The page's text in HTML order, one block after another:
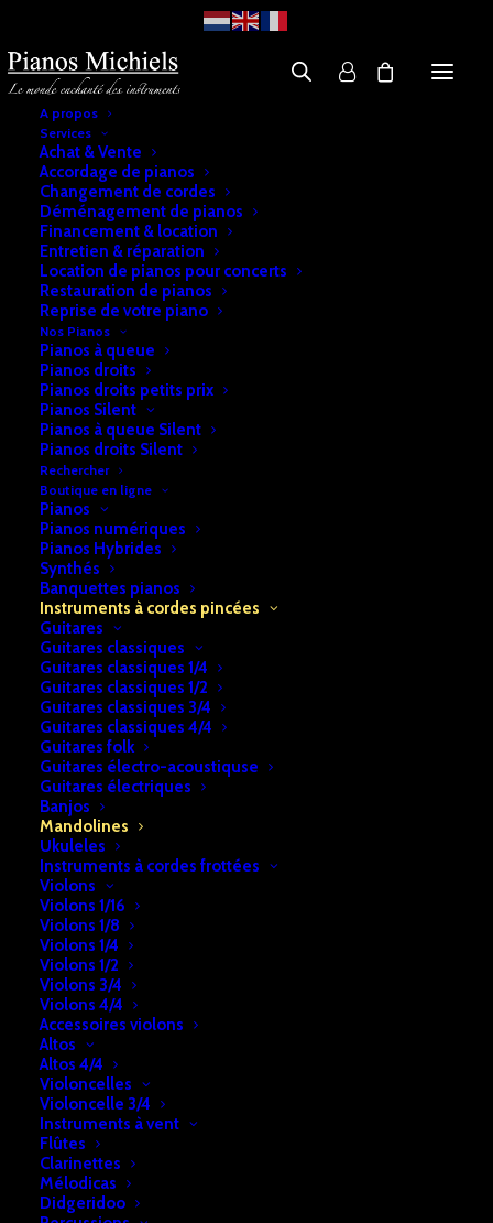
A propos
Services
Achat & Vente
Accordage de pianos
Changement de cordes
Déménagement de pianos
Financement & location
Entretien & réparation
Location de pianos pour concerts
Restauration de pianos
Reprise de votre piano
Nos Pianos
Pianos à queue
Pianos droits
Pianos droits petits prix
Pianos Silent
Pianos à queue Silent
Pianos droits Silent
Rechercher
Boutique en ligne
Pianos
Pianos numériques
Pianos Hybrides
Synthés
Banquettes pianos
Instruments à cordes pincées
Guitares
Guitares classiques
Guitares classiques 1/4
Guitares classiques 1/2
Guitares classiques 3/4
Guitares classiques 4/4
Guitares folk
Guitares électro-acoustiquse
Guitares électriques
Banjos
Mandolines
Ukuleles
Instruments à cordes frottées
Violons
Violons 1/16
Violons 1/8
Violons 1/4
Violons 1/2
Violons 3/4
Violons 4/4
Accessoires violons
Altos
Altos 4/4
Violoncelles
Violoncelle 3/4
Instruments à vent
Flûtes
Clarinettes
Mélodicas
Didgeridoo
Accueil Instruments à cordes pincées
Mandoline Folk
Mandoline Folk
€179,00
En stock
quantité
de
Mandoline
Folk
UGS:
b2a74e28f7cf131
Catégories:
Instruments à cordes pincées
DESCRIPTION